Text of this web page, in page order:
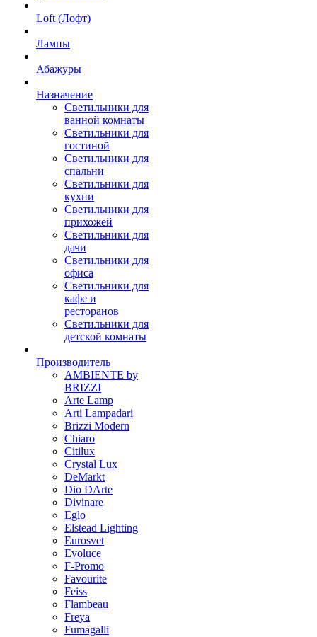
Loft (Лофт)
Лампы
Абажуры
Назначение
Светильники для
ванной комнаты
Светильники для
гостиной
Светильники для
спальни
Светильники для
кухни
Светильники для
прихожей
Светильники для
дачи
Светильники для
офиса
Светильники для
кафе и
ресторанов
Светильники для
детской комнаты
Производитель
AMBIENTE by
BRIZZI
Arte Lamp
Arti Lampadari
Brizzi Modern
Chiaro
Citilux
Crystal Lux
DeMarkt
Dio DArte
Divinare
Eglo
Elstead Lighting
Eurosvet
Evoluce
F-Promo
Favourite
Feiss
Flambeau
Freya
Fumagalli